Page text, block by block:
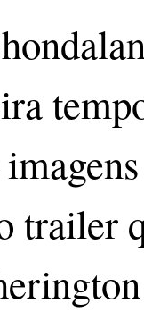
trailer